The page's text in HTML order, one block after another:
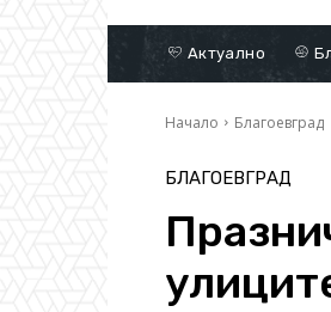
Актуално
Начало Благоевград
БЛАГОЕВГРАД